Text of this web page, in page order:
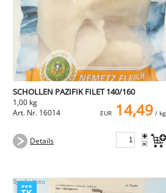
SCHOLLEN PAZIFIK FILET 140/160
1,00 kg
Art. Nr. 16014
EUR 14,49/ kg
Details +
-